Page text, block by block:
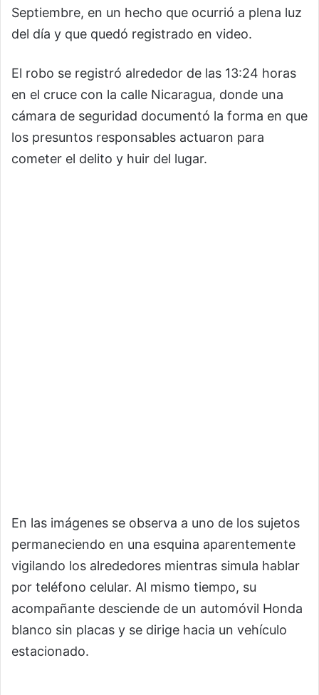
Septiembre, en un hecho que ocurrió a plena luz
del día y que quedó registrado en video.
El robo se registró alrededor de las 13:24 horas
en el cruce con la calle Nicaragua, donde una
cámara de seguridad documentó la forma en que
los presuntos responsables actuaron para
cometer el delito y huir del lugar.
En las imágenes se observa a uno de los sujetos
permaneciendo en una esquina aparentemente
vigilando los alrededores mientras simula hablar
por teléfono celular. Al mismo tiempo, su
acompañante desciende de un automóvil Honda
blanco sin placas y se dirige hacia un vehículo
estacionado.